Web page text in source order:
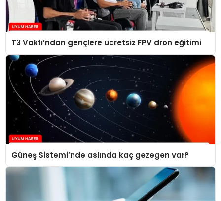
T3 Vakfı’ndan gençlere ücretsiz FPV dron eğitimi
Güneş Sistemi’nde aslında kaç gezegen var?